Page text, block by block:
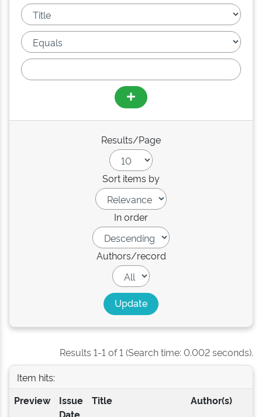
Results/Page
Sort items by
In order
Authors/record
Results 1-1 of 1 (Search time: 0.002 seconds).
Item hits:
Preview
Issue
Date
Title Author(s)